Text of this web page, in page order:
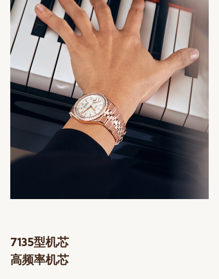
7135型机芯
高频率机芯